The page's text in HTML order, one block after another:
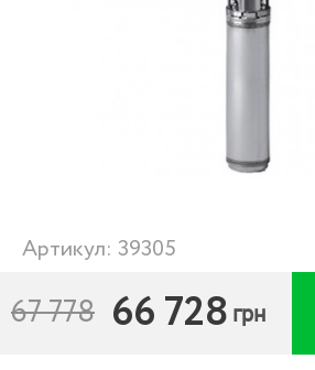
Артикул: 39305
67 778 66 728 грн